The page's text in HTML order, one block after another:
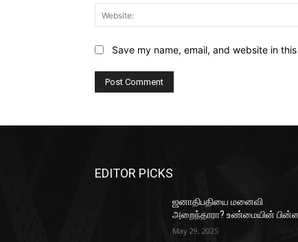
Save my name, email, and website in
EDITOR PICKS
ஜனாதிபதியை மனைவி
அறைந்தாரா? உண்மையின்
May 29, 2025